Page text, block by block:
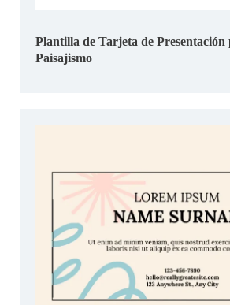
Plantilla de Tarjeta de Presentación
Paisajismo